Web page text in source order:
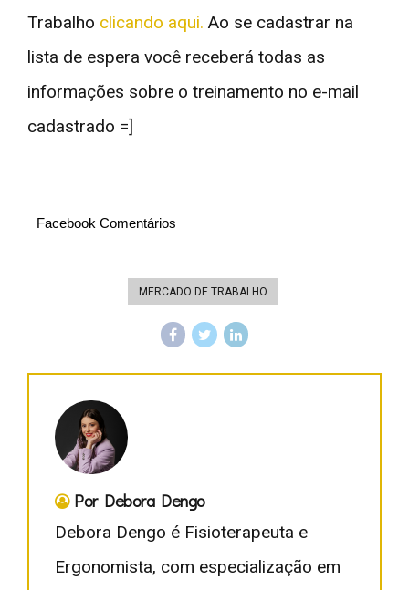
Trabalho clicando aqui. Ao se cadastrar na
lista de espera você receberá todas as
informações sobre o treinamento no e-mail
cadastrado =]
Facebook Comentários
MERCADO DE TRABALHO
Por Debora Dengo
Debora Dengo é Fisioterapeuta e
Ergonomista, com especialização em